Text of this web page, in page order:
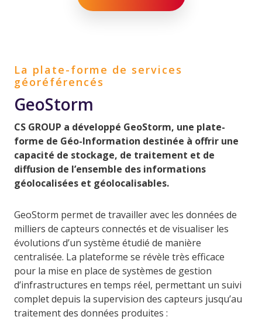
La plate-forme de services
géoréférencés
GeoStorm
CS GROUP a développé GeoStorm, une plate-
forme de Géo-Information destinée à offrir une
capacité de stockage, de traitement et de
diffusion de l’ensemble des informations
géolocalisées et géolocalisables.
GeoStorm permet de travailler avec les données de
milliers de capteurs connectés et de visualiser les
évolutions d’un système étudié de manière
centralisée. La plateforme se révèle très efficace
pour la mise en place de systèmes de gestion
d’infrastructures en temps réel, permettant un suivi
complet depuis la supervision des capteurs jusqu’au
traitement des données produites :